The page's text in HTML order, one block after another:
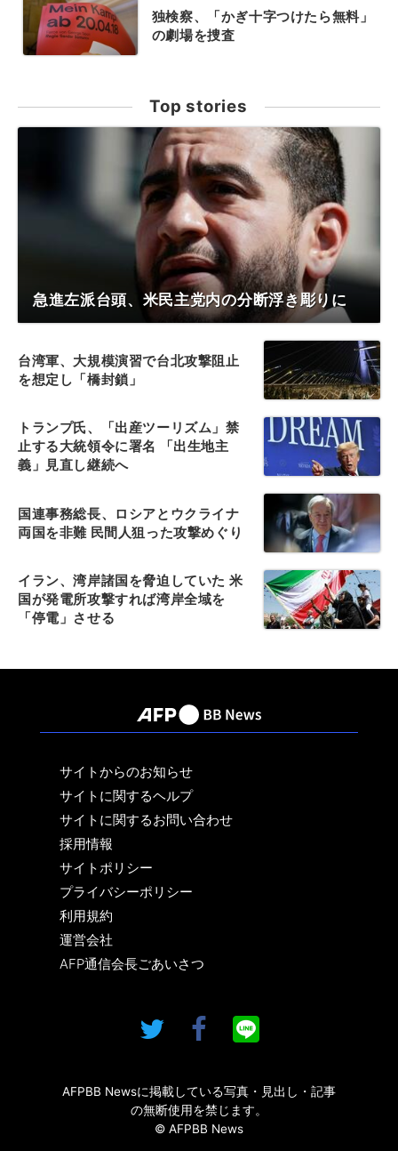
独検察、「かぎ十字つけたら無料」
の劇場を捜査
Top stories
急進左派台頭、米民主党内の分断浮き彫りに
台湾軍、大規模演習で台北攻撃阻止
を想定し「橋封鎖」
トランプ氏、「出産ツーリズム」禁
止する大統領令に署名 「出生地主
義」見直し継続へ
国連事務総長、ロシアとウクライナ
両国を非難 民間人狙った攻撃めぐり
イラン、湾岸諸国を脅迫していた 米
国が発電所攻撃すれば湾岸全域を
「停電」させる
サイトからのお知らせ
サイトに関するヘルプ
サイトに関するお問い合わせ
採用情報
サイトポリシー
プライバシーポリシー
利用規約
運営会社
AFP通信会長ごあいさつ
AFPBB Newsに掲載している写真・見出し・記事
の無断使用を禁じます。
© AFPBB News